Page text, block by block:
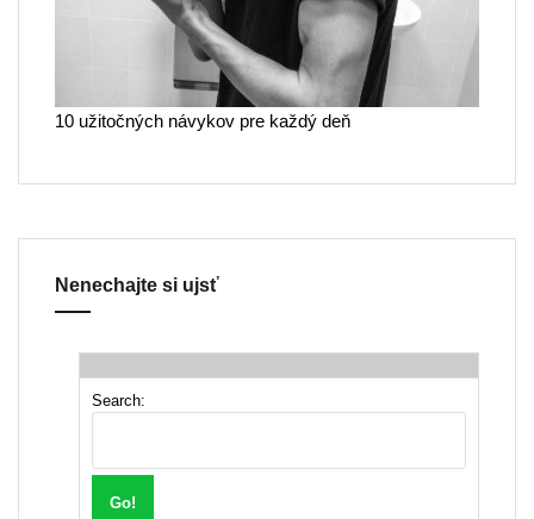
10 užitočných návykov pre každý deň
Nenechajte si ujsť
Search: